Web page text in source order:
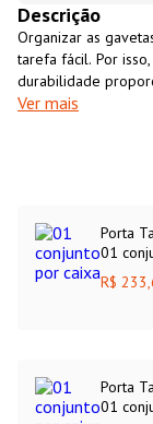
Descrição
Organizar as
tarefa fácil. Por
durabilidade
e acabamento
cozinha, ainda
evitar
Ver mais
Porta
01
R$
Porta
01